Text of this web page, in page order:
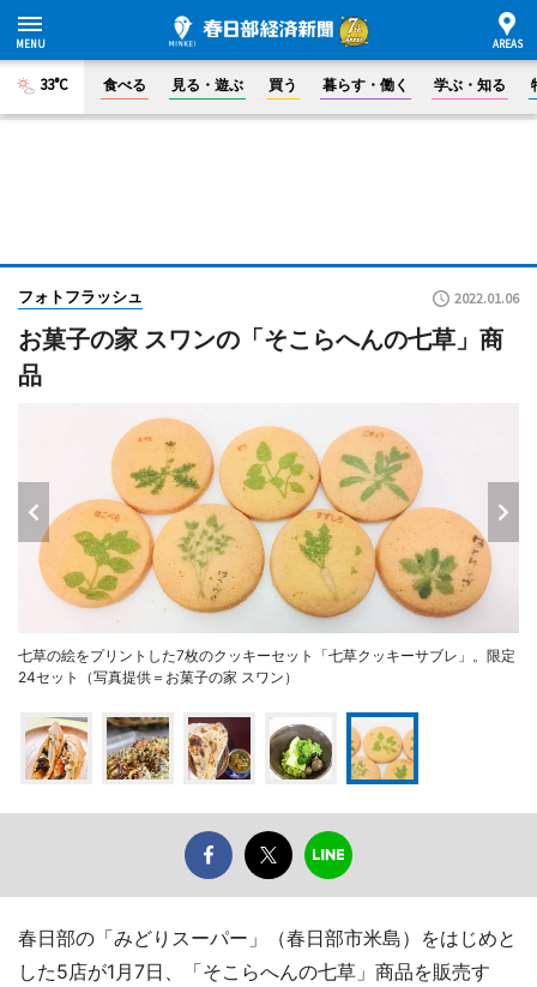
33°C 食べる 見る・遊ぶ 買う 暮らす・働く 学ぶ・知る
フォトフラッシュ 2022.01.06
お菓子の家 スワンの「そこらへんの七草」商
品
七草の絵をプリントした7枚のクッキーセット「七草クッキーサブレ」。限定
24セット（写真提供＝お菓子の家 スワン）
春日部の「みどりスーパー」（春日部市米島）をはじめと
した5店が1月7日、「そこらへんの七草」商品を販売す